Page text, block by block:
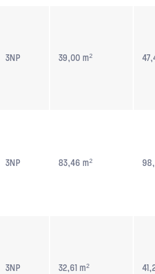
3NP 39,00 m²
3NP 83,46 m²
3NP 32,61 m²